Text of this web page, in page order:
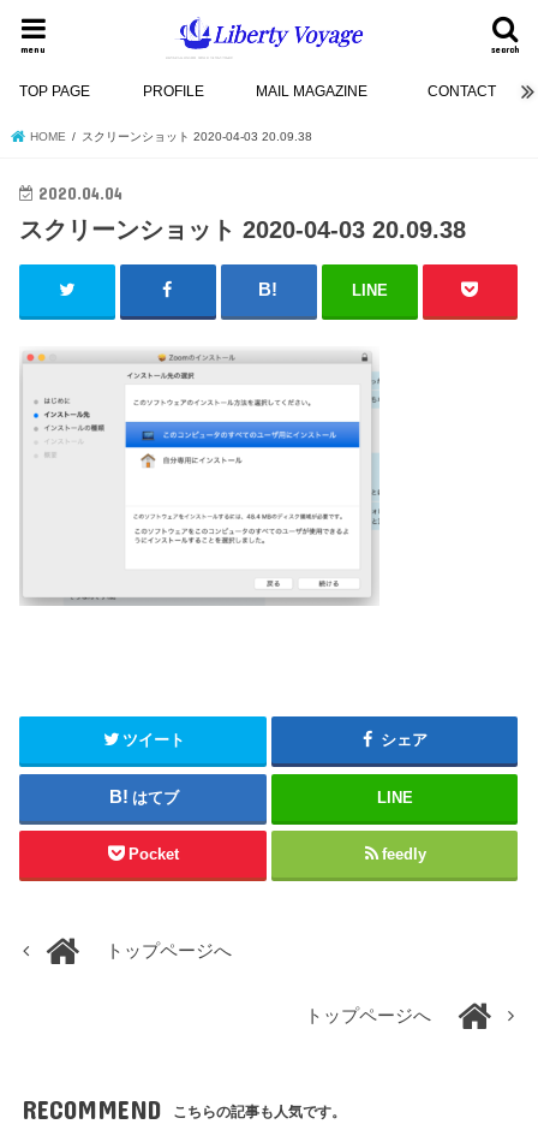
search
menu
TOP PAGE PROFILE MAIL MAGAZINE CONTACT
HOME スクリーンショット 2020-04-03 20.09.38
2020.04.04
スクリーンショット 2020-04-03 20.09.38
LINE
ツイート シェア
はてブ LINE
Pocket feedly
トップページへ
トップページへ
RECOMMEND こちらの記事も人気です。